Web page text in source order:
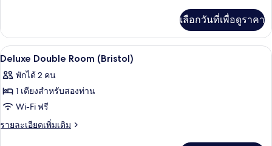
ใหญ่
เตียง
เกี่ยว
กับ
ห้อง
ท,
เตียง
เตียง
เลือกวันที่เพื่อดูราคา
เปิด
ภาพถ่าย
ทั้งหมด
ของ
Deluxe
1 ห้องนอน, เครื่องนอนระดับพรีเมียม,
7
Deluxe Double Room (Bristol)
พักได้ 2 คน
1 เตียงสำหรับสองท่าน
Wi-Fi ฟรี
รายละเอียดเพิ่มเติม
ราย